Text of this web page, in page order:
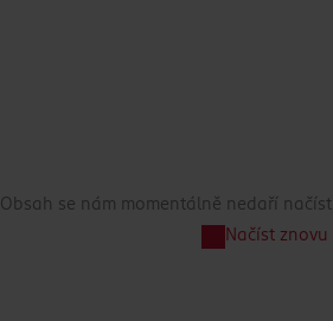
Obsah se nám momentálně nedaří
Načíst znovu